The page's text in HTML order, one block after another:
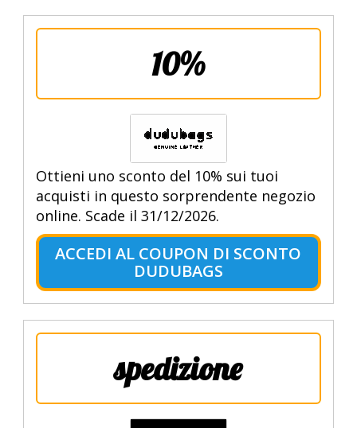
10%
Ottieni uno sconto del 10% sui tuoi
acquisti in questo sorprendente negozio
online. Scade il 31/12/2026.
ACCEDI AL COUPON DI SCONTO
DUDUBAGS
spedizione